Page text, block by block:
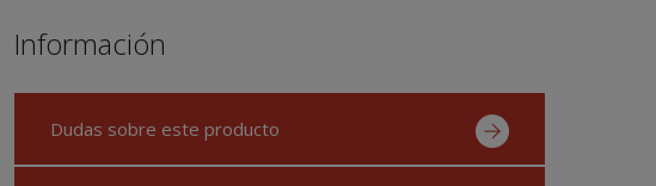
Información
Dudas sobre este producto